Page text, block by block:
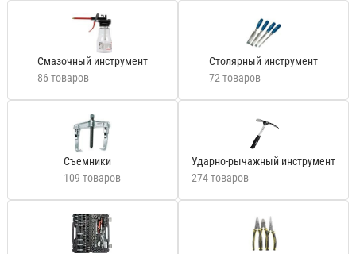
Смазочный инструмент
86 товаров
Столярный инструмент
72 товаров
Съемники
109 товаров
Ударно-рычажный инструмент
274 товаров